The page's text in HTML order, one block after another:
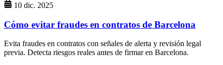
10 dic. 2025
Cómo evitar fraudes en contratos de Barcelona
Evita fraudes en contratos con señales de alerta y revisión legal
previa. Detecta riesgos reales antes de firmar en Barcelona.